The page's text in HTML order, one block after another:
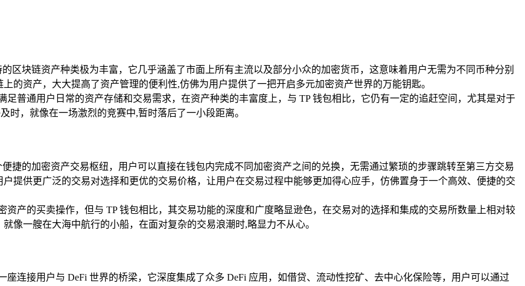
区块链资产种类极为丰富，它几乎涵盖了市面上所有主流以及部分小众的加密货币，这意味着用户无需为不同币种分别
的资产，大大提高了资产管理的便利性,仿佛为用户提供了一把开启多元加密资产世界的万能钥匙。
足普通用户日常的资产存储和交易需求，在资产种类的丰富度上，与 TP 钱包相比，它仍有一定的追赶空间，尤其是对于
，就像在一场激烈的竞赛中,暂时落后了一小段距离。
捷的加密资产交易枢纽，用户可以直接在钱包内完成不同加密资产之间的兑换，无需通过繁琐的步骤跳转至第三方交易
提供更广泛的交易对选择和更优的交易价格，让用户在交易过程中能够更加得心应手，仿佛置身于一个高效、便捷的交
资产的买卖操作，但与 TP 钱包相比，其交易功能的深度和广度略显逊色，在交易对的选择和集成的交易所数量上相对较
像一艘在大海中航行的小船，在面对复杂的交易浪潮时,略显力不从心。
座连接用户与 DeFi 世界的桥梁，它深度集成了众多 DeFi 应用，如借贷、流动性挖矿、去中心化保险等，用户可以通过